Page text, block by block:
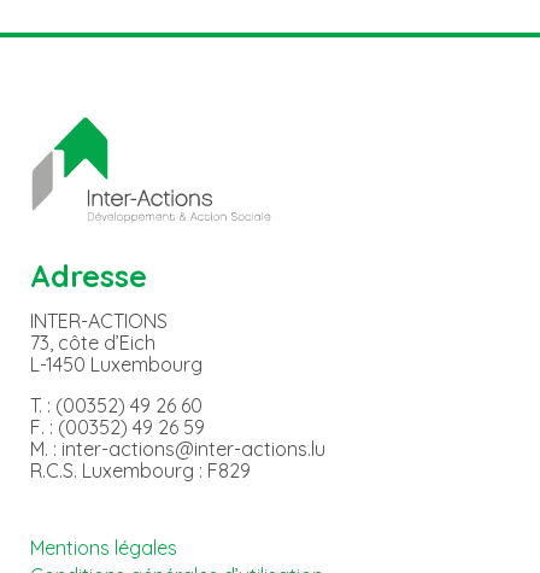
Adresse
INTER-ACTIONS
73, côte d’Eich
L-1450 Luxembourg
T. : (00352) 49 26 60
F. : (00352) 49 26 59
M. : inter-actions@inter-actions.lu
R.C.S. Luxembourg : F829
Mentions légales